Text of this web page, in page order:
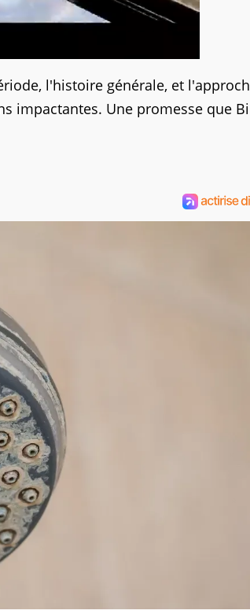
l'histoire générale, et
impactantes. Une promesse que